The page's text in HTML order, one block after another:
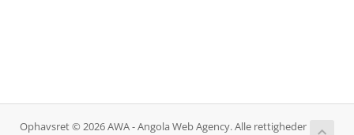
Ophavsret © 2026 AWA - Angola Web Agency. Alle rettigheder